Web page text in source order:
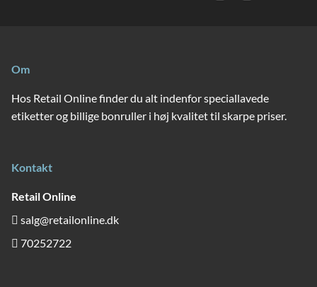
Om
Hos Retail Online finder du alt indenfor speciallavede
etiketter og billige bonruller i høj kvalitet til skarpe priser.
Kontakt
Retail Online
salg@retailonline.dk
70252722